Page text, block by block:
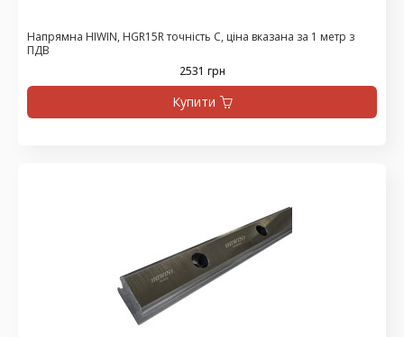
Напрямна HIWIN, HGR15R точність C, ціна вказана за 1 метр з
ПДВ
2531 грн
Купити